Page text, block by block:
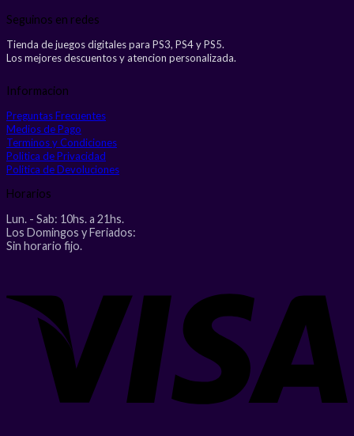
Seguinos en redes
Tienda de juegos digitales para PS3, PS4 y PS5.
Los mejores descuentos y atencion personalizada.
Informacion
Preguntas Frecuentes
Medios de Pago
Terminos y Condiciones
Politica de Privacidad
Politica de Devoluciones
Horarios
Lun. - Sab: 10hs. a 21hs.
Los Domingos y Feriados:
Sin horario fijo.